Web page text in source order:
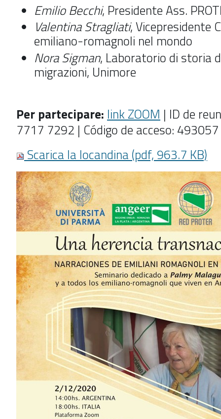
Emilio Becchi, Presidente Ass.
Valentina Stragliati, Vicepresidente
emiliano-romagnoli nel mondo
Nora Sigman, Laboratorio di storia
migrazioni, Unimore
Per partecipare: link ZOOM | ID de
7717 7292 | Código de acceso: 493057
Scarica la locandina (pdf, 963.7 KB)